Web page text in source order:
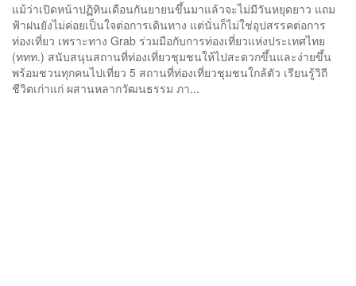
แม้ว่าเปิดหน้าปฏิทินเดือนกันยายนขึ้นมาแล้วจะไม่มีวันหยุดยาว แถม
ฟ้าฝนยังไม่ค่อยเป็นใจต่อการเดินทาง แต่นั่นก็ไม่ใช่อุปสรรคต่อการ
ท่องเที่ยว เพราะทาง Grab ร่วมมือกับการท่องเที่ยวแห่งประเทศไทย​
(ททท.) สนับสนุนสถานที่ท่องเที่ยวชุมชนให้ไปสะดวกขึ้นและง่ายขึ้น
พร้อมชวนทุกคนไปเที่ยว 5 สถานที่ท่องเที่ยวชุมชนใกล้ตัว เรียนรู้วิถี
ชีวิตเก่าแก่ ผสานหลากวัฒนธรรม ภา...